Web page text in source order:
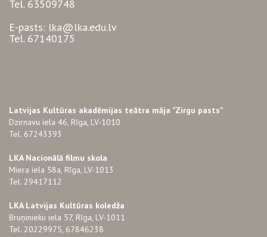
Tel. 63509748
E-pasts: lka@lka.edu.lv
Tel. 67140175
Latvijas Kultūras akadēmijas teātra māja "Zirgu pasts"
Dzirnavu iela 46, Rīga, LV-1010
Tel. 67243393
LKA Nacionālā filmu skola
Miera iela 58a, Rīga, LV-1013
Tel. 29417112
LKA Latvijas Kultūras koledža
Bruņinieku iela 57, Rīga, LV-1011
Tel. 20229975, 67846238